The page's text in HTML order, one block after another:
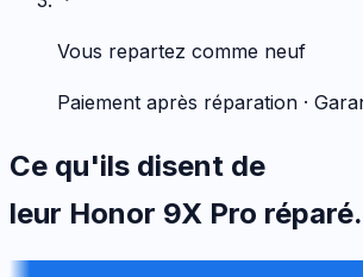
Vous repartez comme neuf
Paiement après réparation ·
Ce qu'ils disent de
leur Honor 9X Pro réparé.